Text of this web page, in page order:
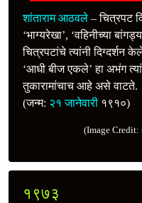
शांताराम आठवले – चित्रपट
‘भाग्यरेखा’, ‘वहिनीच्या
चित्रपटांचे त्यांनी दिग्दर्शन
‘आधी बीज एकले’ हा अभंग
तुकारामांचाच आहे असे वाटते.
(जन्म: २१ जानेवारी १९१०)
(Image Credit:
१९७३